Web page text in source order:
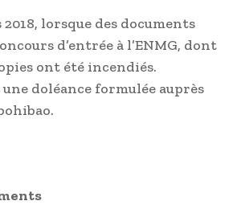
lorsque des documents
d’entrée à l’ENMG, dont
ont été incendiés.
une doléance formulée auprès